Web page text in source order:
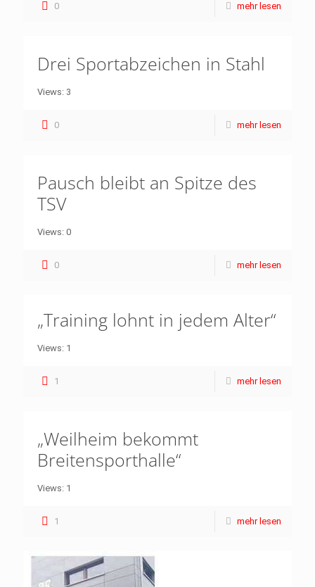
0 mehr lesen
Drei Sportabzeichen in Stahl
Views: 3
0 mehr lesen
Pausch bleibt an Spitze des
TSV
Views: 0
0 mehr lesen
„Training lohnt in jedem Alter“
Views: 1
1 mehr lesen
„Weilheim bekommt
Breitensporthalle“
Views: 1
1 mehr lesen